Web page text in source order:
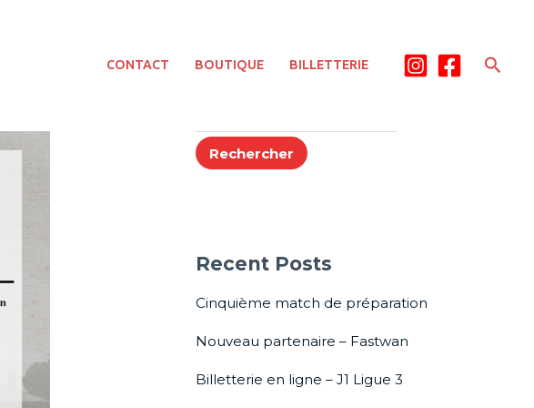
CONTACT BOUTIQUE BILLETTERIE
Rechercher
Recent Posts
Cinquième match de préparation
Nouveau partenaire – Fastwan
Billetterie en ligne – J1 Ligue 3